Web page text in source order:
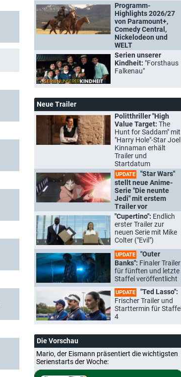
Programm-
Highlights 2026/27
von Paramount+,
Comedy Central,
Nickelodeon und
WELT
Serien unserer
Kindheit: "Forsthaus
Falkenau"
Neue Trailer
Politthriller "High
Value Target: The
Hunt for Saddam" mit
"Harry Hole"-Star Joel
Kinnaman erhält
Trailer und
Startdatum
UPDATE
"Star Wars"
stellt neue Anime-
Serie "Die neunte
Jedi" mit erstem
Trailer vor
"Cupertino": Endlich
erster Trailer zur
neuen Serie mit Mike
Colter ("Evil")
UPDATE
"Outer
Banks": Finaler Trailer
für fünften und letzte
Staffel veröffentlicht
UPDATE
"Ted Lasso":
Frischer Trailer und
Starttermin für Staffel
4
Die Vorschau
Mario, der Eismann präsentiert die wichtigsten
Serienstarts der Woche: